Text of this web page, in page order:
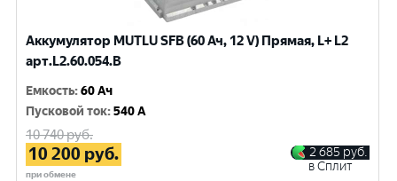
Аккумулятор MUTLU SFB (60 Ач, 12 V) Прямая, L+ L2
арт.L2.60.054.B
Емкость:60 Ач
Пусковой ток:540 A
10 740руб.
10 200 руб.
при обмене
2 685 руб.
в Сплит